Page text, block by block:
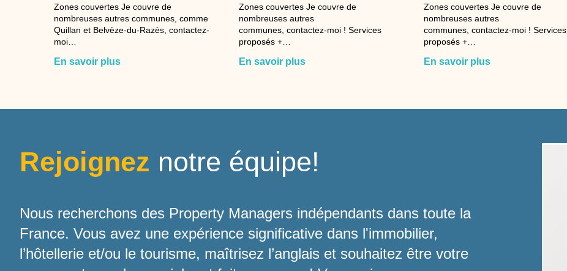
Zones couvertes Je couvre de
nombreuses autres communes, comme
Quillan et Belvèze-du-Razès, contactez-
moi…
En savoir plus
Zones couvertes Je couvre de
nombreuses autres
communes, contactez-moi ! Services
proposés +…
En savoir plus
Zones couvertes Je couvre de
nombreuses autres
communes, contactez-moi ! Services
proposés +…
En savoir plus
Rejoignez notre équipe!
Nous recherchons des Property Managers indépendants dans toute la
France. Vous avez une expérience significative dans l'immobilier,
l’hôtellerie et/ou le tourisme, maîtrisez l’anglais et souhaitez être votre